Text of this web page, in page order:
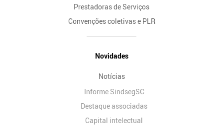
Prestadoras de Serviços
Convenções coletivas e PLR
Novidades
Notícias
Informe SindsegSC
Destaque associadas
Capital intelectual